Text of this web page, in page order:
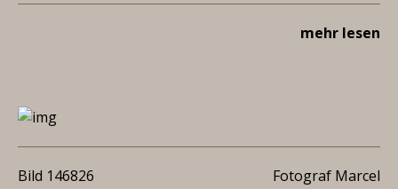
mehr lesen
Bild 146826 Fotograf Marcel